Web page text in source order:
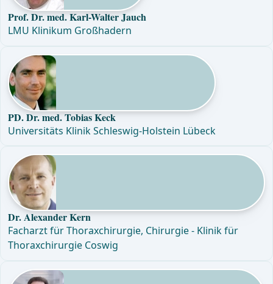
Prof. Dr. med. Karl-Walter Jauch
LMU Klinikum Großhadern
PD. Dr. med. Tobias Keck
Universitäts Klinik Schleswig-Holstein Lübeck
Dr. Alexander Kern
Facharzt für Thoraxchirurgie, Chirurgie - Klinik für
Thoraxchirurgie Coswig